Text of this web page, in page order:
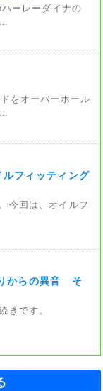
ーレーダイナの
をオーバーホール
フィッティング
今回は、オイルフ
からの異音 そ
きです。